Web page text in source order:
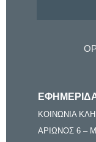
ΚΟΙΝΩΝΙΑ
ΑΡΙΩΝΟΣ 6 –